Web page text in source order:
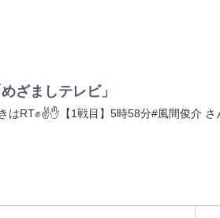
ざましテレビ」
はRT✊✌️✋【1戦目】5時58分#風間俊介